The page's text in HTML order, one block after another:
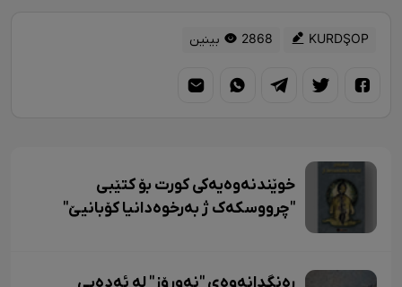
KURDŞOP 2868 بینین
خوێندنەوەیەکی کورت بۆ کتێبی
"چرووسکەک ژ بەرخوەدانیا کۆبانیێ"